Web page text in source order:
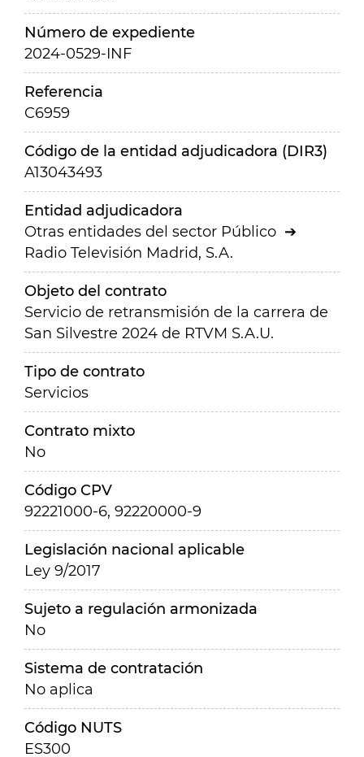
Número de expediente
2024-0529-INF
Referencia
C6959
Código de la entidad adjudicadora (DIR3)
A13043493
Entidad adjudicadora
Otras entidades del sector Público
Radio Televisión Madrid, S.A.
Objeto del contrato
Servicio de retransmisión de la carrera de
San Silvestre 2024 de RTVM S.A.U.
Tipo de contrato
Servicios
Contrato mixto
No
Código CPV
92221000-6, 92220000-9
Legislación nacional aplicable
Ley 9/2017
Sujeto a regulación armonizada
No
Sistema de contratación
No aplica
Código NUTS
ES300